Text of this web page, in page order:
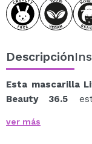
Descripción
Esta mascarilla
Beauty 36.5
los signos del
ver más